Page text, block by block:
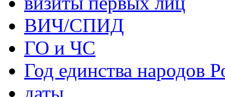
ВИЧ/СПИД
ГО и ЧС
Год единства народов
даты